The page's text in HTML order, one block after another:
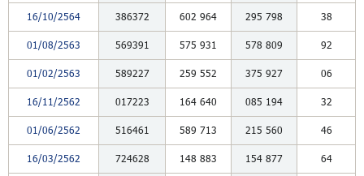
16/10/2564 386372 602 964 295 798 38
01/08/2563 569391 575 931 578 809 92
01/02/2563 589227 259 552 375 927 06
16/11/2562 017223 164 640 085 194 32
01/06/2562 516461 589 713 215 560 46
16/03/2562 724628 148 883 154 877 64